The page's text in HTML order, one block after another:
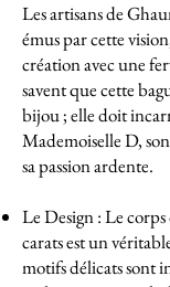
Les artisans de
émus par cette
création avec une
savent que cette
bijou ; elle doit
Mademoiselle D,
sa passion ardente.
Le Design : Le
carats est un
motifs délicats sont